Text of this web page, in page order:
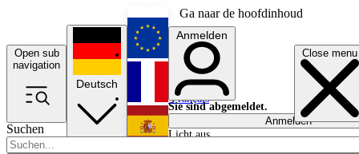
Ga naar de hoofdinhoud
Open sub
navigation
Close menu
Suchen
Deutsch
English
Français
Anmelden
Sie sind abgemeldet.
Anmelden
Licht aus